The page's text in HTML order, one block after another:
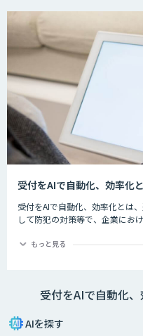
受付をAIで自動化、効率化
受付をAIで自動化、効率化とは
して防犯の対策等で、企業にお
次受付を自動化し、対応時間など
もっと見る
受付をAIで自動化
AIを探す